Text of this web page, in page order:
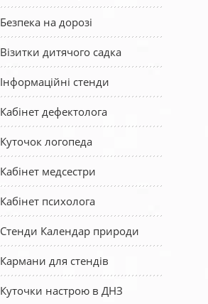
Безпека на дорозі
Візитки дитячого садка
Інформаційні стенди
Кабінет дефектолога
Куточок логопеда
Кабінет медсестри
Кабінет психолога
Стенди Календар природи
Кармани для стендів
Куточки настрою в ДНЗ